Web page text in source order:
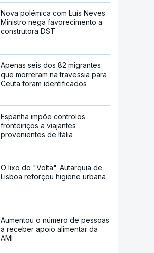
Nova polémica com Luís Neves.
Ministro nega favorecimento a
construtora DST
Apenas seis dos 82 migrantes
que morreram na travessia para
Ceuta foram identificados
Espanha impõe controlos
fronteiriços a viajantes
provenientes de Itália
O lixo do "Volta". Autarquia de
Lisboa reforçou higiene urbana
Aumentou o número de pessoas
a receber apoio alimentar da
AMI